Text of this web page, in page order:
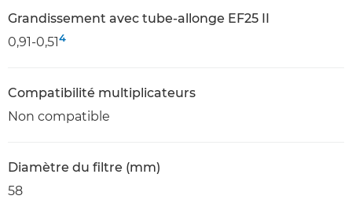
Grandissement avec tube-allonge EF25 II
0,91-0,514
Compatibilité multiplicateurs
Non compatible
Diamètre du filtre (mm)
58